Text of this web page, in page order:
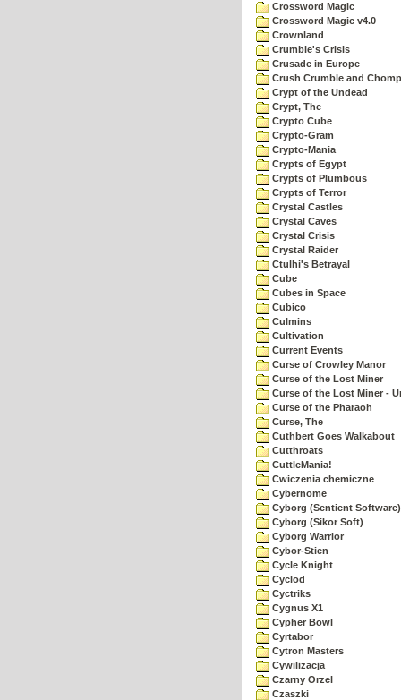
Crossword Magic
Crossword Magic v4.0
Crownland
Crumble's Crisis
Crusade in Europe
Crush Crumble and Chomp
Crypt of the Undead
Crypt, The
Crypto Cube
Crypto-Gram
Crypto-Mania
Crypts of Egypt
Crypts of Plumbous
Crypts of Terror
Crystal Castles
Crystal Caves
Crystal Crisis
Crystal Raider
Ctulhi's Betrayal
Cube
Cubes in Space
Cubico
Culmins
Cultivation
Current Events
Curse of Crowley Manor
Curse of the Lost Miner
Curse of the Lost Miner -
Curse of the Pharaoh
Curse, The
Cuthbert Goes Walkabout
Cutthroats
CuttleMania!
Cwiczenia chemiczne
Cybernome
Cyborg (Sentient Software)
Cyborg (Sikor Soft)
Cyborg Warrior
Cybor-Stien
Cycle Knight
Cyclod
Cyctriks
Cygnus X1
Cypher Bowl
Cyrtabor
Cytron Masters
Cywilizacja
Czarny Orzel
Czaszki